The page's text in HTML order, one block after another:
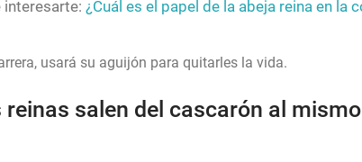
interesarte: ¿Cuál es el papel de la abeja reina en la
usará su aguijón para quitarles la vida.
reinas salen del cascarón al